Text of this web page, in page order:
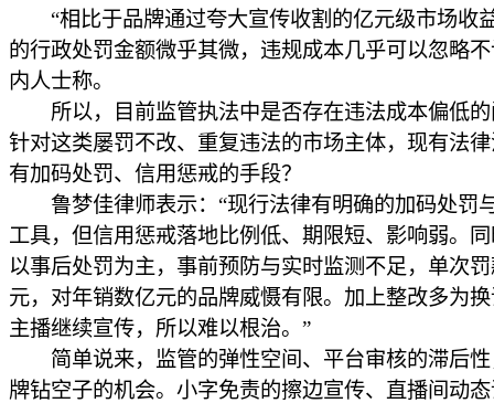
“相比于品牌通过夸大宣传收割的亿元级市场收
的行政处罚金额微乎其微，违规成本几乎可以忽略
内人士称。
所以，目前监管执法中是否存在违法成本偏低的
针对这类屡罚不改、重复违法的市场主体，现有法
有加码处罚、信用惩戒的手段？
鲁梦佳律师表示：“现行法律有明确的加码处罚
工具，但信用惩戒落地比例低、期限短、影响弱。
以事后处罚为主，事前预防与实时监测不足，单次
元，对年销数亿元的品牌威慑有限。加上整改多为
主播继续宣传，所以难以根治。”
简单说来，监管的弹性空间、平台审核的滞后性
牌钻空子的机会。小字免责的擦边宣传、直播间动